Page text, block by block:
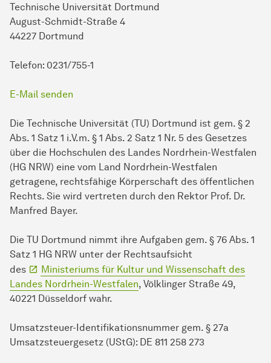
Technische Universität Dortmund
August-Schmidt-Straße 4
44227 Dortmund
Telefon: 0231/755-1
E-Mail senden
Die Technische Universität (TU) Dortmund ist gem. § 2
Abs. 1 Satz 1 i.V.m. § 1 Abs. 2 Satz 1 Nr. 5 des Gesetzes
über die Hochschulen des Landes Nordrhein-Westfalen
(HG NRW) eine vom Land Nordrhein-Westfalen
getragene, rechtsfähige Körperschaft des öffentlichen
Rechts. Sie wird vertreten durch den Rektor Prof. Dr.
Manfred Bayer.
Die TU Dortmund nimmt ihre Aufgaben gem. § 76 Abs. 1
Satz 1 HG NRW unter der Rechtsaufsicht
des
Ministeriums für Kultur und Wissenschaft des
Landes Nordrhein-Westfalen, Völklinger Straße 49,
40221 Düsseldorf wahr.
Umsatzsteuer-Identifikationsnummer gem. § 27a
Umsatzsteuergesetz (UStG): DE 811 258 273